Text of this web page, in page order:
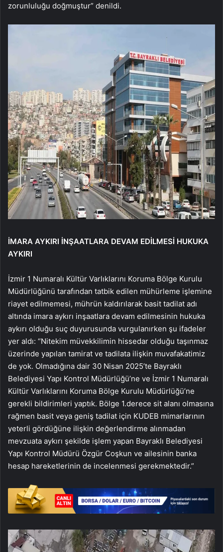
zorunluluğu doğmuştur” denildi.
İMARA AYKIRI İNŞAATLARA DEVAM EDİLMESİ HUKUKA
AYKIRI
İzmir 1 Numaralı Kültür Varlıklarını Koruma Bölge Kurulu
Müdürlüğünü tarafından tatbik edilen mühürleme işlemine
riayet edilmemesi, mührün kaldırılarak basit tadilat adı
altında imara aykırı inşaatlara devam edilmesinin hukuka
aykırı olduğu suç duyurusunda vurgulanırken şu ifadeler
yer aldı: “Nitekim müvekkilimin hissedar olduğu taşınmaz
üzerinde yapılan tamirat ve tadilata ilişkin muvafakatimiz
de yok. Olmadığına dair 30 Nisan 2025’te Bayraklı
Belediyesi Yapı Kontrol Müdürlüğü’ne ve İzmir 1 Numaralı
Kültür Varlıklarını Koruma Bölge Kurulu Müdürlüğü’ne
gerekli bildirimleri yaptık. Bölge 1.derece sit alanı olmasına
rağmen basit veya geniş tadilat için KUDEB mimarlarının
yeterli gördüğüne ilişkin değerlendirme alınmadan
mevzuata aykırı şekilde işlem yapan Bayraklı Belediyesi
Yapı Kontrol Müdürü Özgür Coşkun ve ailesinin banka
hesap hareketlerinin de incelenmesi gerekmektedir.”